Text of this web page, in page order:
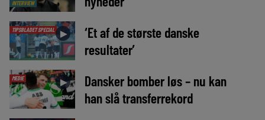
INTERVIEW
TIPSBLADET SPECIAL ►
‘Et af de største danske
resultater’
MEDIE ►
Dansker bomber løs – nu kan
han slå transferrekord